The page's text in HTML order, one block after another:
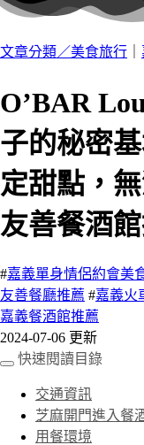
文章分類／美食旅行
O’BAR
子的秘密
定甜點，
友善餐酒館
#嘉義單身情侶約會美
友善餐廳推薦 #嘉義火
嘉義餐酒館推薦
2024-07-06 更新
快速閱讀目錄
交通資訊
芝麻開門進入餐
用餐環境